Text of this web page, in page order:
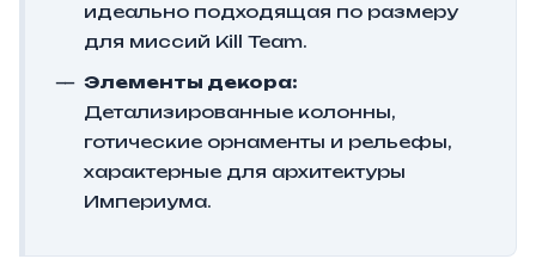
идеально подходящая по размеру
для миссий Kill Team.
Элементы декора:
Детализированные колонны,
готические орнаменты и рельефы,
характерные для архитектуры
Империума.